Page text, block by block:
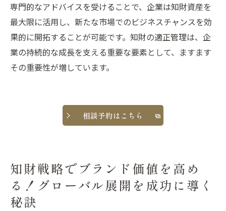
専門的なアドバイスを受けることで、企業は知財資産を
最大限に活用し、新たな市場でのビジネスチャンスを効
果的に開拓することが可能です。知財の適正管理は、企
業の持続的な成長を支える重要な要素として、ますます
その重要性が増しています。
相談予約はこちら
知財戦略でブランド価値を高め
る！グローバル展開を成功に導く
秘訣